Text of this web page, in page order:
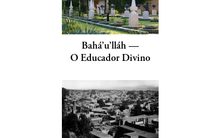
Bahá’u’lláh —
O Educador Divino